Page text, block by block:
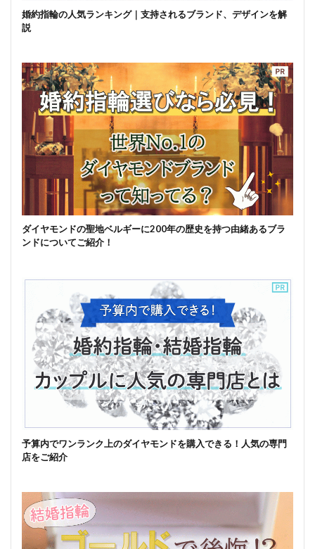
婚約指輪の人気ランキング｜支持されるブランド、デザインを解
説
ダイヤモンドの聖地ベルギーに200年の歴史を持つ由緒あるブラ
ンドについてご紹介！
予算内でワンランク上のダイヤモンドを購入できる！人気の専門
店をご紹介